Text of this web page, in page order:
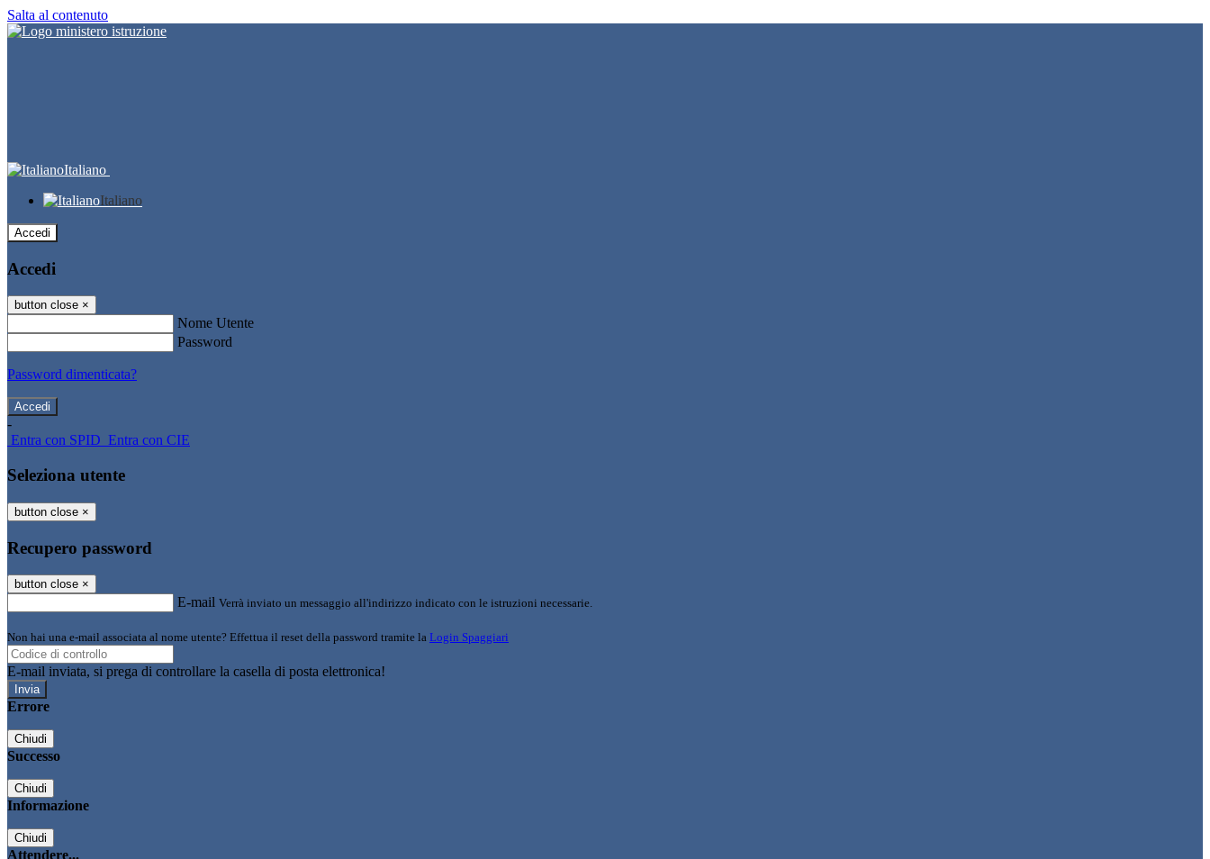
Salta al contenuto
Italiano
Italiano
Accedi
Accedi
button close ×
Nome Utente
Password
Password dimenticata?
-
Entra con SPID Entra con CIE
Seleziona utente
button close ×
Recupero password
button close ×
E-mail Verrà inviato un messaggio all'indirizzo indicato con le istruzioni necessarie.
Non hai una e-mail associata al nome utente? Effettua il reset della password tramite la Login Spaggiari
E-mail inviata, si prega di controllare la casella di posta elettronica!
Errore
Chiudi
Successo
Chiudi
Informazione
Chiudi
Attendere...